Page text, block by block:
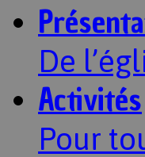
De
Activités
Pour